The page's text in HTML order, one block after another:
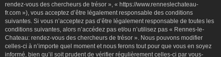
rendez-vous des chercheurs de trésor », « https://www.renneslechateau-
fr.com »), vous acceptez d’être légalement responsable des conditions
suivantes. Si vous n’acceptez pas d’être légalement responsable de toutes les
conditions suivantes, alors n’accédez pas et/ou n’utilisez pas « Rennes-le-
Chateau: rendez-vous des chercheurs de trésor ». Nous pouvons modifier
celles-ci à n’importe quel moment et nous ferons tout pour que vous en soyez
informé, bien qu’il soit prudent de vérifier régulièrement celles-ci par vous-